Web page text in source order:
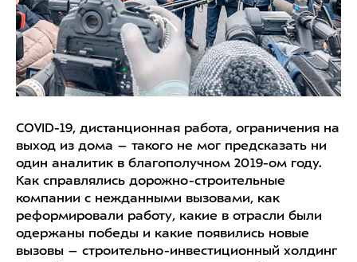
COVID-19, дистанционная работа, ограничения на
выход из дома – такого не мог предсказать ни
один аналитик в благополучном 2019-ом году.
Как справлялись дорожно-строительные
компании с нежданными вызовами, как
реформировали работу, какие в отрасли были
одержаны победы и какие появились новые
вызовы – строительно-инвестиционный холдинг